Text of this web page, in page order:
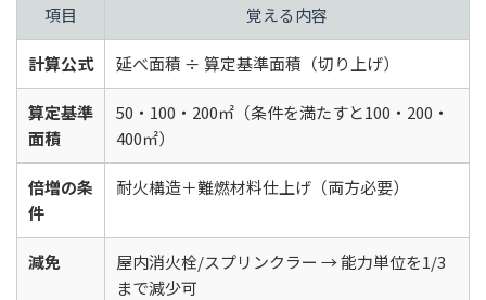
項目 覚える内容
計算公式 延べ面積 ÷ 算定基準面積（切り上げ）
算定基準
面積
50・100・200㎡（条件を満たすと100・200・
400㎡）
倍増の条
件
耐火構造＋難燃材料仕上げ（両方必要）
減免
屋内消火栓/スプリンクラー → 能力単位を1/3
まで減少可